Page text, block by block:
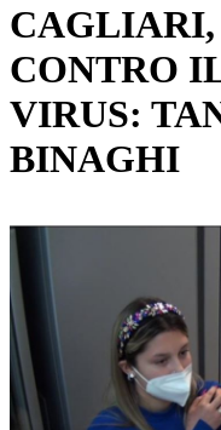
CONTRO
VIRUS:
BINAGHI